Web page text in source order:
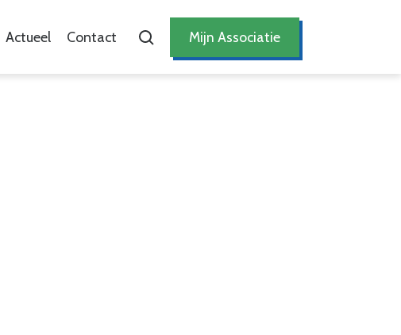
Mijn Associatie
Actueel Contact